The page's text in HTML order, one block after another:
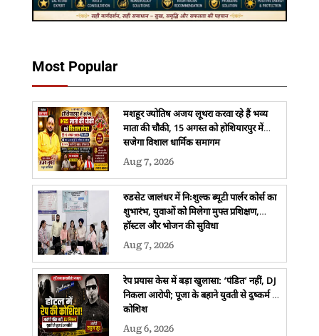
Most Popular
मशहूर ज्योतिष अजय लूथरा करवा रहे हैं भव्य
माता की चौकी, 15 अगस्त को होशियारपुर में
सजेगा विशाल धार्मिक समागम
Aug 7, 2026
रुडसेट जालंधर में निःशुल्क ब्यूटी पार्लर कोर्स का
शुभारंभ, युवाओं को मिलेगा मुफ्त प्रशिक्षण,
हॉस्टल और भोजन की सुविधा
Aug 7, 2026
रेप प्रयास केस में बड़ा खुलासा: ‘पंडित’ नहीं, DJ
निकला आरोपी; पूजा के बहाने युवती से दुष्कर्म की
कोशिश
Aug 6, 2026